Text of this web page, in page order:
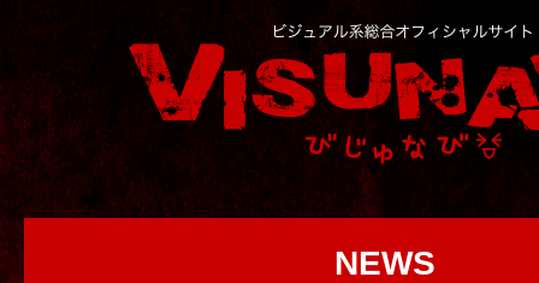
NEWS